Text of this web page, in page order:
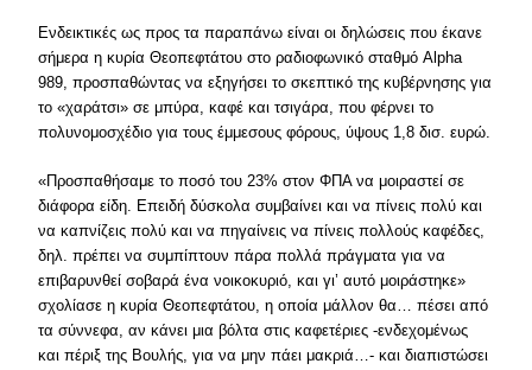
Ενδεικτικές ως προς τα παραπάνω είναι οι δηλώσεις που έκανε
σήμερα η κυρία Θεοπεφτάτου στο ραδιοφωνικό σταθμό Alpha
989, προσπαθώντας να εξηγήσει το σκεπτικό της κυβέρνησης για
το «χαράτσι» σε μπύρα, καφέ και τσιγάρα, που φέρνει το
πολυνομοσχέδιο για τους έμμεσους φόρους, ύψους 1,8 δισ. ευρώ.
«Προσπαθήσαμε το ποσό του 23% στον ΦΠΑ να μοιραστεί σε
διάφορα είδη. Επειδή δύσκολα συμβαίνει και να πίνεις πολύ και
να καπνίζεις πολύ και να πηγαίνεις να πίνεις πολλούς καφέδες,
δηλ. πρέπει να συμπίπτουν πάρα πολλά πράγματα για να
επιβαρυνθεί σοβαρά ένα νοικοκυριό, και γι’ αυτό μοιράστηκε»
σχολίασε η κυρία Θεοπεφτάτου, η οποία μάλλον θα… πέσει από
τα σύννεφα, αν κάνει μια βόλτα στις καφετέριες -ενδεχομένως
και πέριξ της Βουλής, για να μην πάει μακριά…- και διαπιστώσει